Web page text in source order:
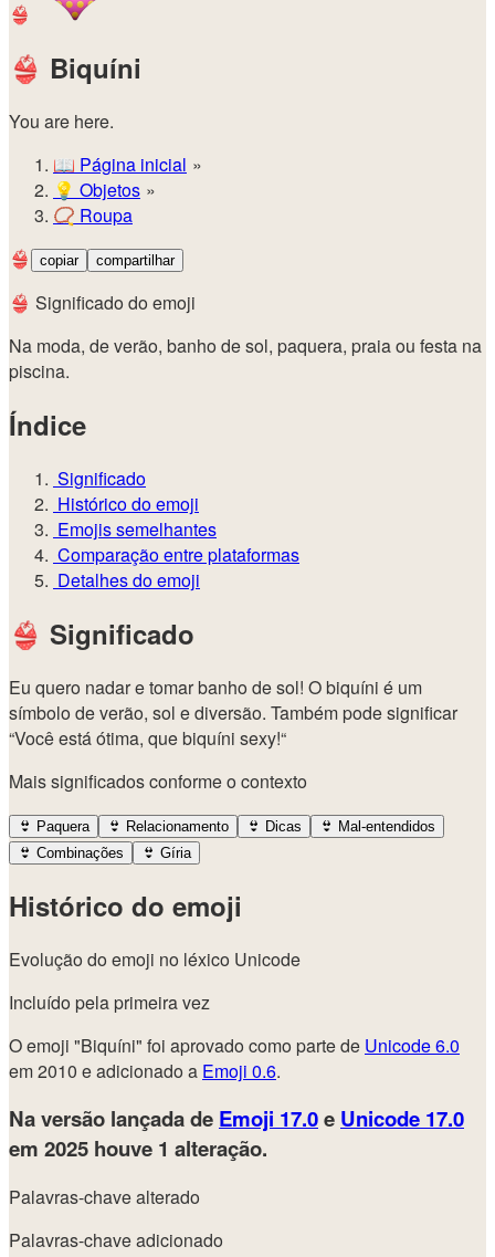
👙
👙 Biquíni
You are here.
📖 Página inicial
💡️ Objetos
📿 Roupa
👙
copiar compartilhar
👙 Significado do emoji
Na moda, de verão, banho de sol, paquera, praia ou festa na
piscina.
Índice
Significado
Histórico do emoji
Emojis semelhantes
Comparação entre plataformas
Detalhes do emoji
👙 Significado
Eu quero nadar e tomar banho de sol! O biquíni é um
símbolo de verão, sol e diversão. Também pode significar
“Você está ótima, que biquíni sexy!“
Mais significados conforme o contexto
👙 Paquera 👙 Relacionamento 👙 Dicas 👙 Mal-entendidos
👙 Combinações 👙 Gíria
Histórico do emoji
Evolução do emoji no léxico Unicode
Incluído pela primeira vez
O emoji "Biquíni" foi aprovado como parte de Unicode 6.0
em 2010 e adicionado a Emoji 0.6.
Na versão lançada de Emoji 17.0e Unicode 17.0
em 2025 houve 1 alteração.
Palavras-chave alterado
Palavras-chave adicionado